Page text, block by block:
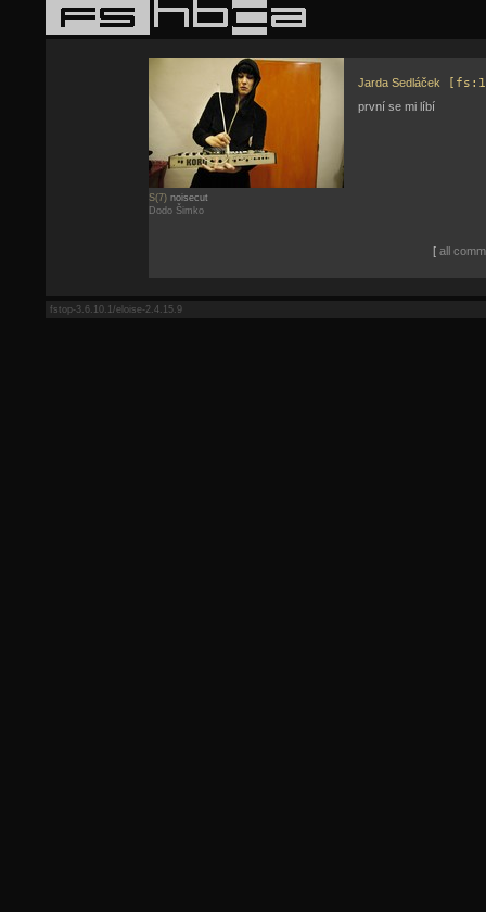
S(7) noisecut
Dodo Šimko
Jarda Sedláček
první se mi líbí
[ all
fstop-3.6.10.1/eloise-2.4.15.9